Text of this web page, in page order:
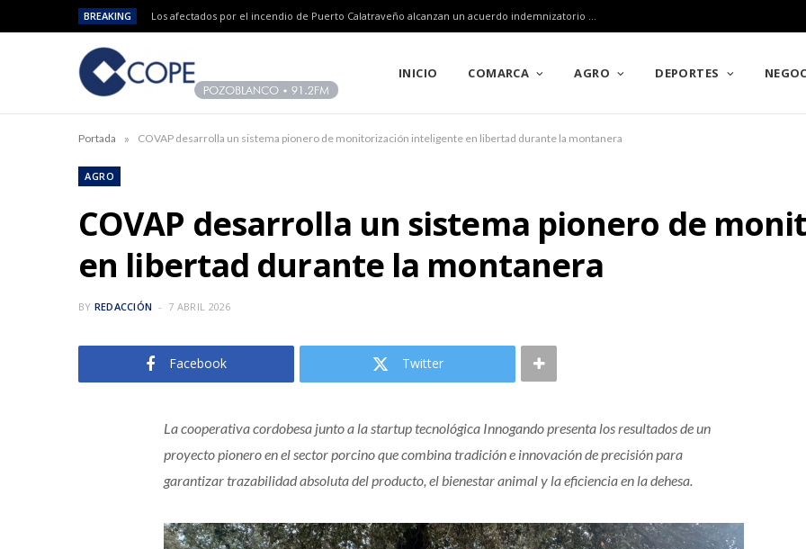
BREAKING Los afectados por el incendio de Puerto Calatraveño alcanzan un acuerdo indemnizatorio cercano a los cuatro millones de euros
INICIO COMARCA AGRO DEPORTES
Portada » COVAP desarrolla un sistema pionero de monitorización inteligente en libertad durante la montanera
AGRO
COVAP desarrolla un sistema pionero de
en libertad durante la montanera
BY REDACCIÓN 7 ABRIL 2026
Facebook Twitter
La cooperativa cordobesa junto a la startup tecnológica Innogando presenta los resultados de un
proyecto pionero en el sector porcino que combina tradición e innovación de precisión para
garantizar trazabilidad absoluta del producto, el bienestar animal y la eficiencia en la dehesa.